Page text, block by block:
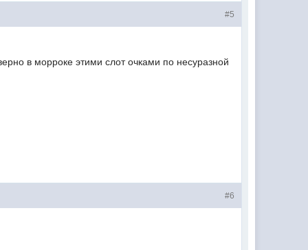
#5
в морроке этими слот очками по несуразной
#6